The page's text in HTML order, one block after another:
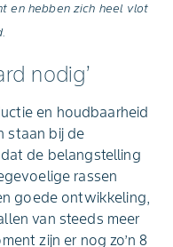
en hebben zich heel vlot
nodig’
en houdbaarheid
staan bij de
de belangstelling
rassen
goede ontwikkeling,
van steeds meer
zijn er nog zo’n 8